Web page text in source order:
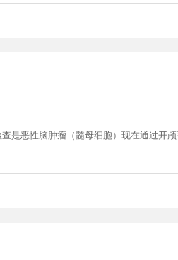
是恶性脑肿瘤（髓母细胞）现在通过开